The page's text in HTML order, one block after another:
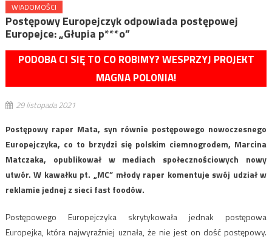
WIADOMOŚCI
Postępowy Europejczyk odpowiada postępowej
Europejce: „Głupia p***o”
PODOBA CI SIĘ TO CO ROBIMY? WESPRZYJ PROJEKT
MAGNA POLONIA!
29 listopada 2021
Postępowy raper Mata, syn równie postępowego nowoczesnego
Europejczyka, co to brzydzi się polskim ciemnogrodem, Marcina
Matczaka, opublikował w mediach społecznościowych nowy
utwór. W kawałku pt. „MC” młody raper komentuje swój udział w
reklamie jednej z sieci fast foodów.
Postępowego Europejczyka skrytykowała jednak postępowa
Europejka, która najwyraźniej uznała, że nie jest on dość postępowy.